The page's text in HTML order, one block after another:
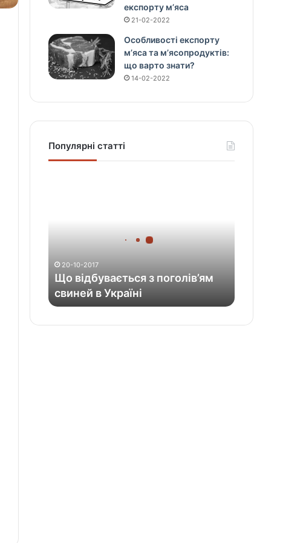
експорту м’яса
21-02-2022
Особливості експорту
м’яса та м’ясопродуктів:
що варто знати?
14-02-2022
Популярні статті
т
20-10-2017
Що відбувається з поголів’ям
свиней в Україні